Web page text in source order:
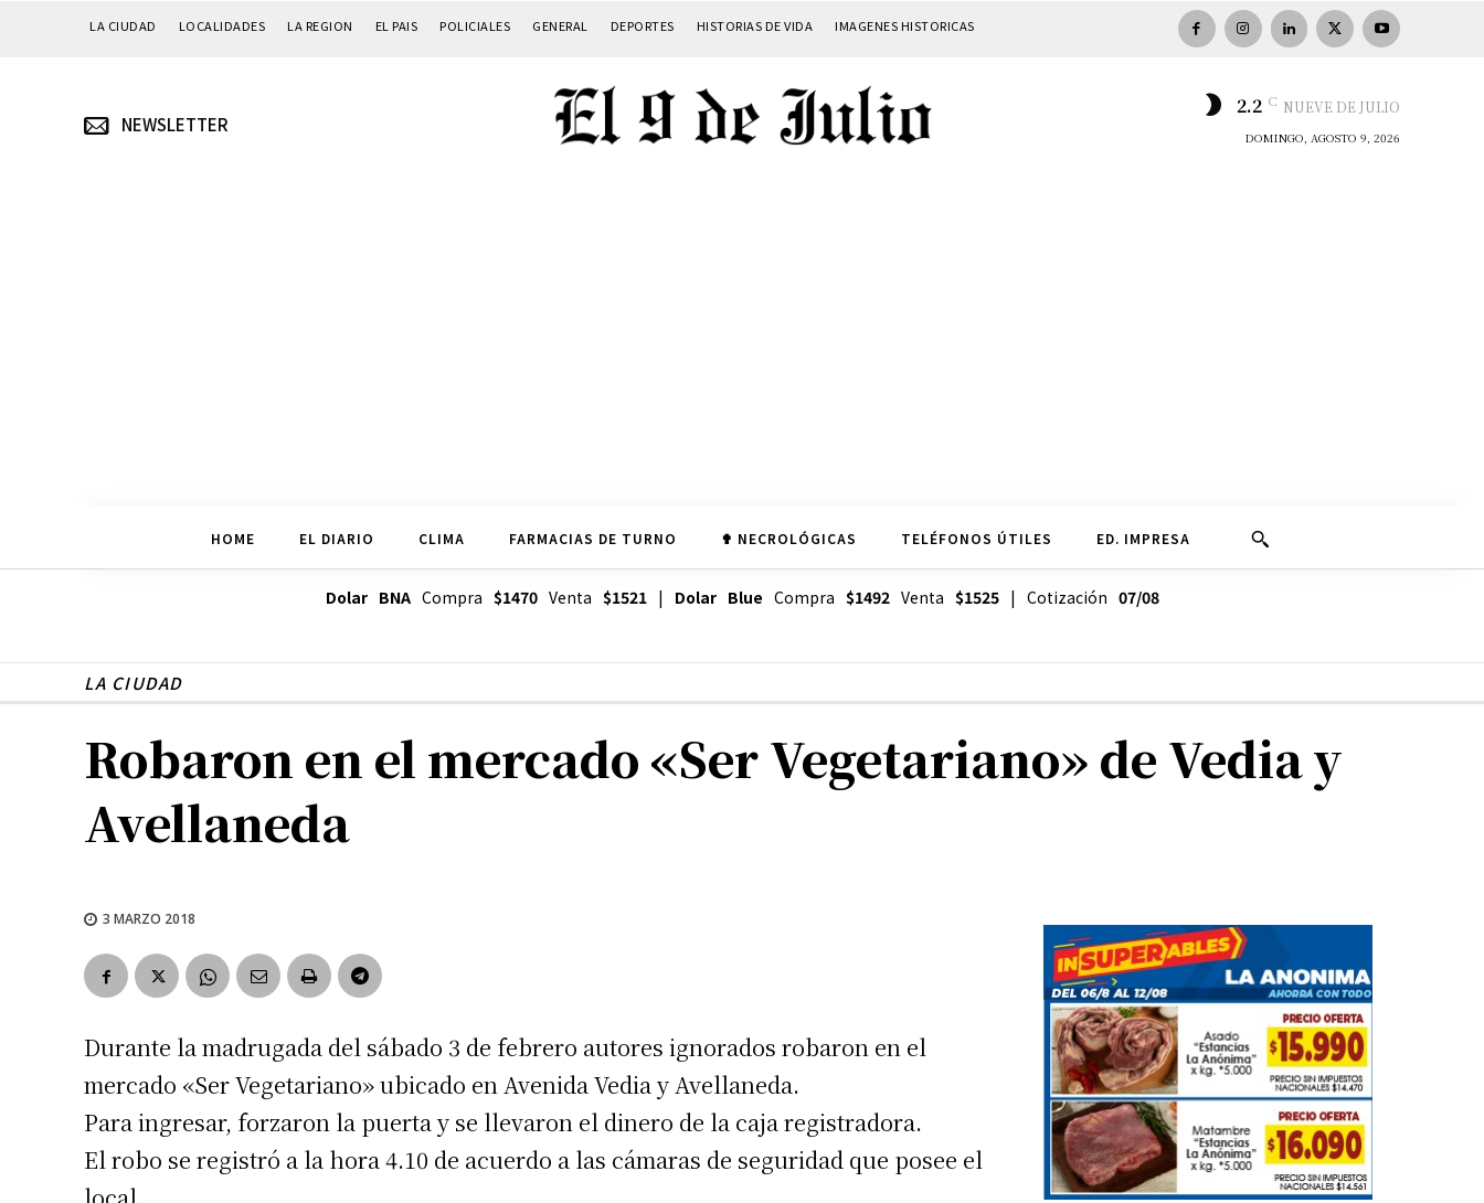
LA CIUDAD LOCALIDADES LA REGION EL PAIS POLICIALES GENERAL DEPORTES HISTORIAS DE VIDA IMAGENES HISTORICAS
NEWSLETTER
2.2 C NUEVE DE JULIO
DOMINGO, AGOSTO 9, 2026
HOME EL DIARIO CLIMA FARMACIAS DE TURNO ✟ NECROLÓGICAS TELÉFONOS ÚTILES ED. IMPRESA
Dolar BNACompra $1470Venta $1521| Dolar Blue Compra $1492Venta $1525| Cotización 07/08
LA CIUDAD
Robaron en el mercado «Ser Vegetariano» de Vedia y
Avellaneda
3 MARZO 2018
Durante la madrugada del sábado 3 de febrero autores ignorados robaron en el
mercado «Ser Vegetariano» ubicado en Avenida Vedia y Avellaneda.
Para ingresar, forzaron la puerta y se llevaron el dinero de la caja registradora.
El robo se registró a la hora 4.10 de acuerdo a las cámaras de seguridad que posee el